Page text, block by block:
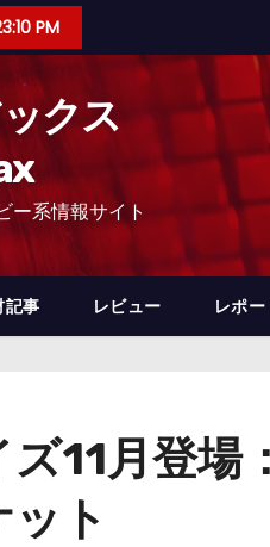
PM
クス
ー系情報サイト
記事 レビュー レポー
ズ11月登
ト